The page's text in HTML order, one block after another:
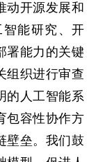
动开源发展和
能研究、开
署能力的关键
组织进行审查
的人工智能系
包容性协作方
壁垒。我们鼓